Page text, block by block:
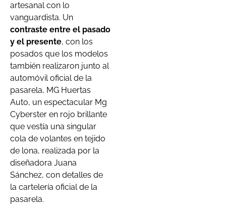
artesanal con lo
vanguardista. Un
contraste entre el pasado
y el presente, con los
posados que los modelos
también realizaron junto al
automóvil oficial de la
pasarela, MG Huertas
Auto, un espectacular Mg
Cyberster en rojo brillante
que vestía una singular
cola de volantes en tejido
de lona, realizada por la
diseñadora Juana
Sánchez, con detalles de
la cartelería oficial de la
pasarela.